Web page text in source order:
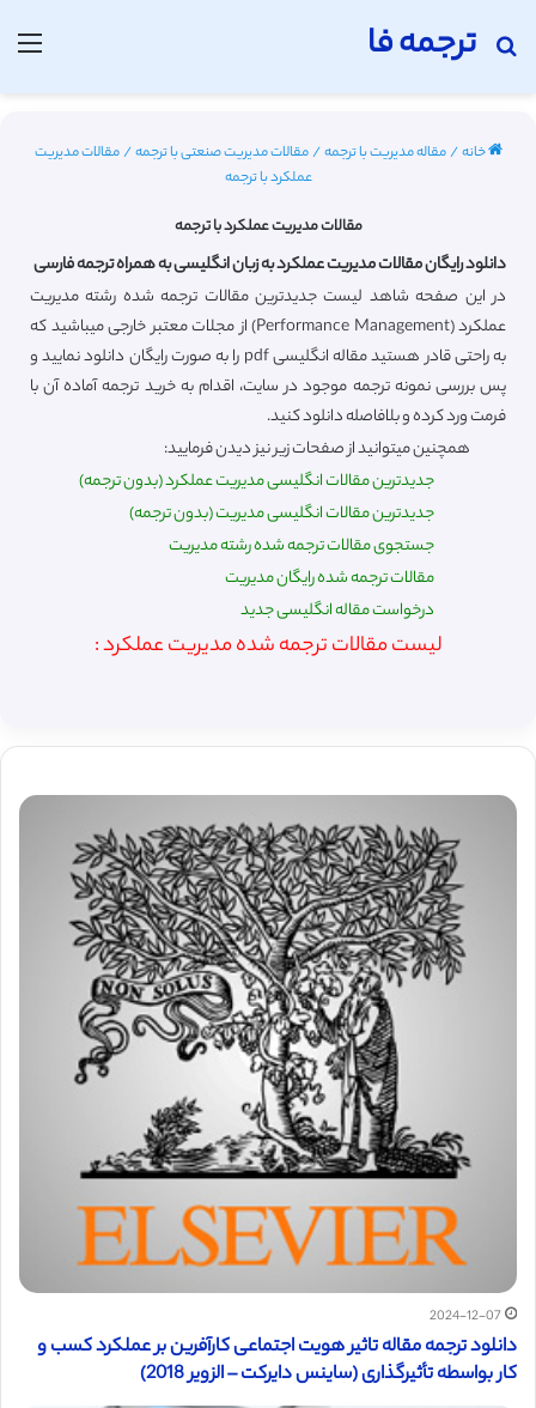
ترجمه فا
جستجو برای
خانه/مقاله مدیریت با ترجمه/مقالات مدیریت صنعتی با ترجمه/مقالات مدیریت
عملکرد با ترجمه
مقالات مدیریت عملکرد با ترجمه
دانلود رایگان مقالات مدیریت عملکرد به زبان انگلیسی به همراه ترجمه فارسی
در این صفحه شاهد لیست جدیدترین مقالات ترجمه شده رشته مدیریت
عملکرد (Performance Management) از مجلات معتبر خارجی میباشید که
به راحتی قادر هستید مقاله انگلیسی pdf را به صورت رایگان دانلود نمایید و
پس بررسی نمونه ترجمه موجود در سایت، اقدام به خرید ترجمه آماده آن با
فرمت ورد کرده و بلافاصله دانلود کنید.
همچنین میتوانید از صفحات زیر نیز دیدن فرمایید:
جدیدترین مقالات انگلیسی مدیریت عملکرد (بدون ترجمه)
جدیدترین مقالات انگلیسی مدیریت (بدون ترجمه)
جستجوی مقالات ترجمه شده رشته مدیریت
مقالات ترجمه شده رایگان مدیریت
درخواست مقاله انگلیسی جدید
لیست مقالات ترجمه شده مدیریت عملکرد :
2024-12-07
دانلود ترجمه مقاله تاثیر هویت اجتماعی کارآفرین بر عملکرد کسب و
کار بواسطه تأثیرگذاری (ساینس دایرکت – الزویر 2018)